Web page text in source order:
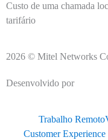
Custo de uma chamada
tarifário
2026 © Mitel Networks
Desenvolvido por
Trabalho Remoto
Customer